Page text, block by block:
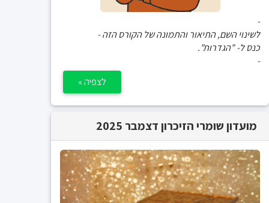
-
לשינוי השם, התיאור והתמונה של הקורס הזה -
כנס ל- "הגדרות".
-
לצפיה »
מועדון שומרי הזיכרון דצמבר 2025